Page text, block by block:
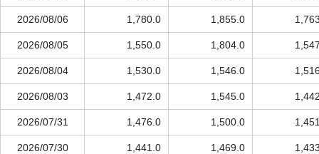
2026/08/06 1,780.0 1,855.0
2026/08/05 1,550.0 1,804.0
2026/08/04 1,530.0 1,546.0
2026/08/03 1,472.0 1,545.0
2026/07/31 1,476.0 1,500.0
2026/07/30 1,441.0 1,469.0